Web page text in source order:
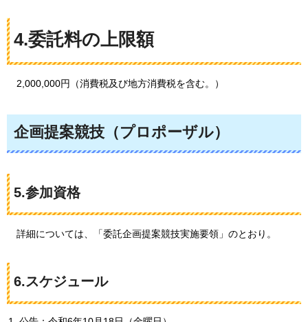
4.委託料の上限額
2,000,000円（消費税及び地方消費税を含む。）
企画提案競技（プロポーザル）
5.参加資格
詳細については、「委託企画提案競技実施要領」のとおり。
6.スケジュール